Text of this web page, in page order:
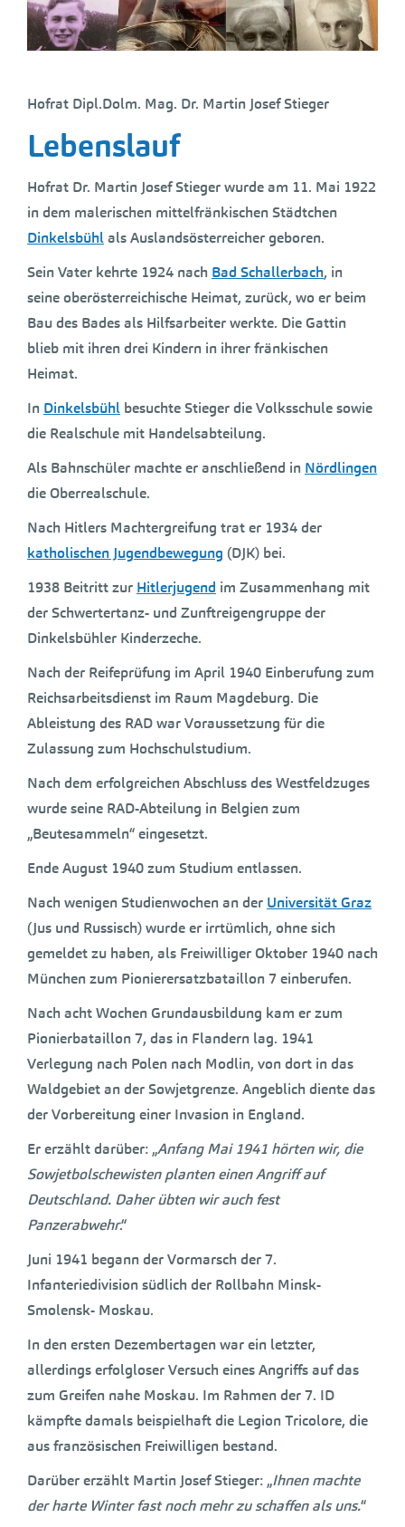
Hofrat Dipl.Dolm. Mag. Dr. Martin Josef Stieger
Lebenslauf
Hofrat Dr. Martin Josef Stieger wurde am 11. Mai 1922
in dem malerischen mittelfränkischen Städtchen
Dinkelsbühlals Auslandsösterreicher geboren.
Sein Vater kehrte 1924 nach Bad Schallerbach, in
seine oberösterreichische Heimat, zurück, wo er beim
Bau des Bades als Hilfsarbeiter werkte. Die Gattin
blieb mit ihren drei Kindern in ihrer fränkischen
Heimat.
In Dinkelsbühl besuchte Stieger die Volksschule sowie
die Realschule mit Handelsabteilung.
Als Bahnschüler machte er anschließend in Nördlingen
die Oberrealschule.
Nach Hitlers Machtergreifung trat er 1934 der
katholischen Jugendbewegung (DJK) bei.
1938 Beitritt zur Hitlerjugend im Zusammenhang mit
der Schwertertanz- und Zunftreigengruppe der
Dinkelsbühler Kinderzeche.
Nach der Reifeprüfung im April 1940 Einberufung zum
Reichsarbeitsdienst im Raum Magdeburg. Die
Ableistung des RAD war Voraussetzung für die
Zulassung zum Hochschulstudium.
Nach dem erfolgreichen Abschluss des Westfeldzuges
wurde seine RAD-Abteilung in Belgien zum
„Beutesammeln“ eingesetzt.
Ende August 1940 zum Studium entlassen.
Nach wenigen Studienwochen an der Universität Graz
(Jus und Russisch) wurde er irrtümlich, ohne sich
gemeldet zu haben, als Freiwilliger Oktober 1940 nach
München zum Pionierersatzbataillon 7 einberufen.
Nach acht Wochen Grundausbildung kam er zum
Pionierbataillon 7, das in Flandern lag. 1941
Verlegung nach Polen nach Modlin, von dort in das
Waldgebiet an der Sowjetgrenze. Angeblich diente das
der Vorbereitung einer Invasion in England.
Er erzählt darüber: „Anfang Mai 1941 hörten wir, die
Sowjetbolschewisten planten einen Angriff auf
Deutschland. Daher übten wir auch fest
Panzerabwehr.“
Juni 1941 begann der Vormarsch der 7.
Infanteriedivision südlich der Rollbahn Minsk-
Smolensk- Moskau.
In den ersten Dezembertagen war ein letzter,
allerdings erfolgloser Versuch eines Angriffs auf das
zum Greifen nahe Moskau. Im Rahmen der 7. ID
kämpfte damals beispielhaft die Legion Tricolore, die
aus französischen Freiwilligen bestand.
Darüber erzählt Martin Josef Stieger: „Ihnen machte
der harte Winter fast noch mehr zu schaffen als uns.“